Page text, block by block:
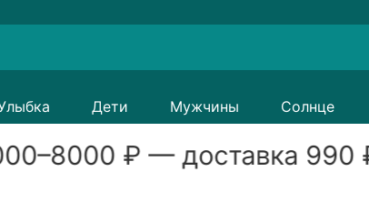
Дети Мужчины Солнце
–8000₽ — доставка 990